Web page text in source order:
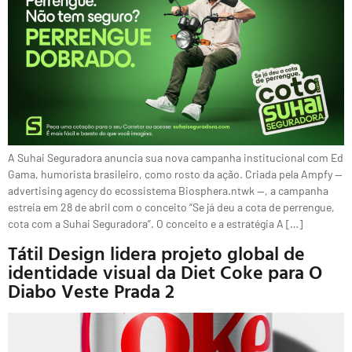
A Suhai Seguradora anuncia sua nova campanha institucional com Ed
Gama, humorista brasileiro, como rosto da ação. Criada pela Ampfy —
advertising agency do ecossistema Biosphera.ntwk —, a campanha
estreia em 28 de abril com o conceito “Se já deu a cota de perrengue,
cota com a Suhai Seguradora”. O conceito e a estratégia A […]
Tátil Design lidera projeto global de
identidade visual da Diet Coke para O
Diabo Veste Prada 2